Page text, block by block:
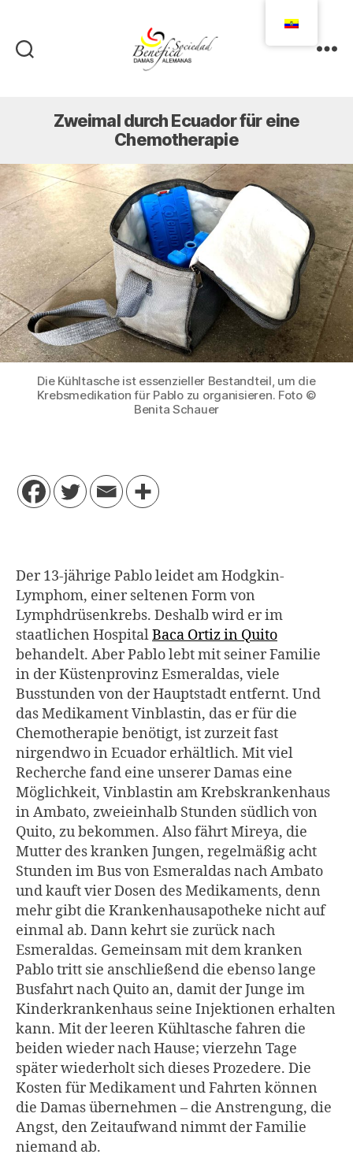
Ecuador
Zweimal durch Ecuador für eine
Chemotherapie
Die Kühltasche ist essenzieller Bestandteil, um die
Krebsmedikation für Pablo zu organisieren. Foto ©
Benita Schauer
Der 13-jährige Pablo leidet am Hodgkin-
Lymphom, einer seltenen Form von
Lymphdrüsenkrebs. Deshalb wird er im
staatlichen HospitalBaca Ortiz in Quito
behandelt. Aber Pablo lebt mit seiner Familie
in der Küstenprovinz Esmeraldas, viele
Busstunden von der Hauptstadt entfernt. Und
das Medikament Vinblastin, das er für die
Chemotherapie benötigt, ist zurzeit fast
nirgendwo in Ecuador erhältlich. Mit viel
Recherche fand eine unserer Damas eine
Möglichkeit, Vinblastin am Krebskrankenhaus
in Ambato, zweieinhalb Stunden südlich von
Quito, zu bekommen. Also fährt Mireya, die
Mutter des kranken Jungen, regelmäßig acht
Stunden im Bus von Esmeraldas nach Ambato
und kauft vier Dosen des Medikaments, denn
mehr gibt die Krankenhausapotheke nicht auf
einmal ab. Dann kehrt sie zurück nach
Esmeraldas. Gemeinsam mit dem kranken
Pablo tritt sie anschließend die ebenso lange
Busfahrt nach Quito an, damit der Junge im
Kinderkrankenhaus seine Injektionen erhalten
kann. Mit der leeren Kühltasche fahren die
beiden wieder nach Hause; vierzehn Tage
später wiederholt sich dieses Prozedere. Die
Kosten für Medikament und Fahrten können
die Damas übernehmen – die Anstrengung, die
Angst, den Zeitaufwand nimmt der Familie
niemand ab.